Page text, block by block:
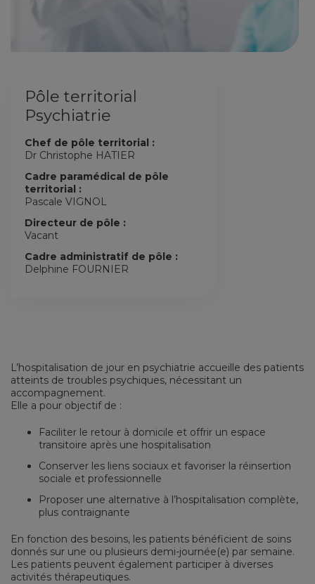
Pôle territorial
Psychiatrie
Chef de pôle territorial :
Dr Christophe HATIER
Cadre paramédical de pôle
territorial :
Pascale VIGNOL
Directeur de pôle :
Vacant
Cadre administratif de pôle :
Delphine FOURNIER
L’hospitalisation de jour en psychiatrie accueille des patients
atteints de troubles psychiques, nécessitant un
accompagnement.
Elle a pour objectif de :
Faciliter le retour à domicile et offrir un espace
transitoire après une hospitalisation
Conserver les liens sociaux et favoriser la réinsertion
sociale et professionnelle
Proposer une alternative à l’hospitalisation complète,
plus contraignante
En fonction des besoins, les patients bénéficient de soins
donnés sur une ou plusieurs demi-journée(e) par semaine.
Les patients peuvent également participer à diverses
activités thérapeutiques.